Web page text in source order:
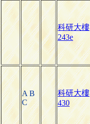
科研大樓
243e
A B
C
科研大樓
430